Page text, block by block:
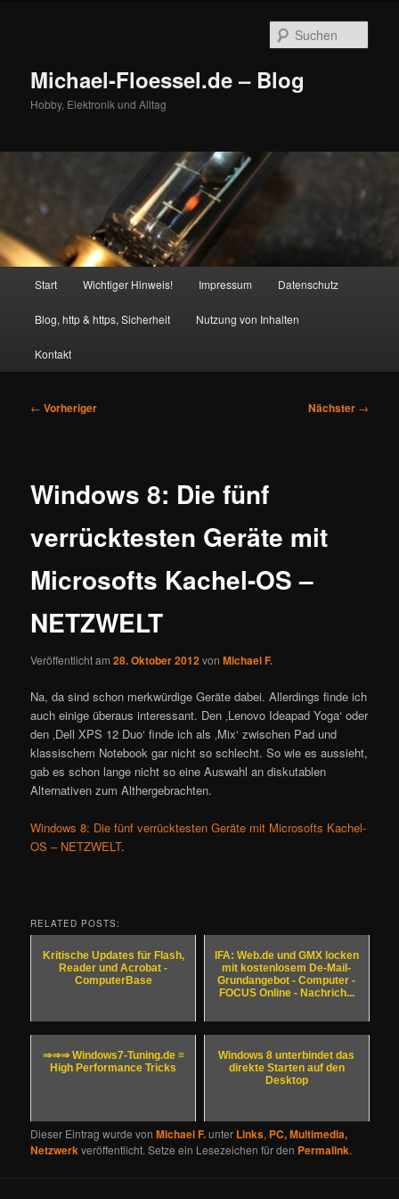
Michael-Floessel.de – Blog
Hobby, Elektronik und Alltag
Start Wichtiger Hinweis! Impressum Datenschutz
Blog, http & https, Sicherheit Nutzung von Inhalten
Kontakt
Beitragsnavigation
← Vorheriger Nächster →
Windows 8: Die fünf
verrücktesten Geräte mit
Microsofts Kachel-OS –
NETZWELT
Veröffentlicht am28. Oktober 2012vonMichael F.
Na, da sind schon merkwürdige Geräte dabei. Allerdings finde ich
auch einige überaus interessant. Den ‚Lenovo Ideapad Yoga‘ oder
den ‚Dell XPS 12 Duo‘ finde ich als ‚Mix‘ zwischen Pad und
klassischem Notebook gar nicht so schlecht. So wie es aussieht,
gab es schon lange nicht so eine Auswahl an diskutablen
Alternativen zum Althergebrachten.
Windows 8: Die fünf verrücktesten Geräte mit Microsofts Kachel-
OS – NETZWELT.
RELATED POSTS:
Kritische Updates für Flash,
Reader und Acrobat -
ComputerBase
IFA: Web.de und GMX locken
mit kostenlosem De-Mail-
Grundangebot - Computer -
FOCUS Online - Nachrich...
⇒⇒⇒ Windows7-Tuning.de ≡
High Performance Tricks
Windows 8 unterbindet das
direkte Starten auf den
Desktop
Dieser Eintrag wurde vonMichael F.unter Links, PC, Multimedia,
Netzwerkveröffentlicht. Setze ein Lesezeichen für den Permalink.